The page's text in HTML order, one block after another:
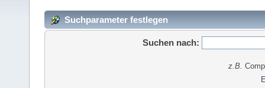
Suchparameter festlegen
Suchen nach:
z.B.